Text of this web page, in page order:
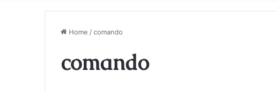
Home /comando
comando